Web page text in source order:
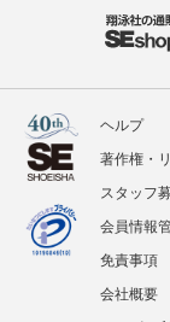
ヘルプ
著作権・
スタッフ
会員情報
免責事項
会社概要